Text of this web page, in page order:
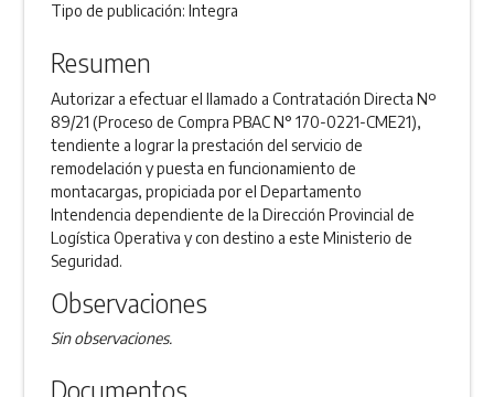
Tipo de publicación:Integra
Resumen
Autorizar a efectuar el llamado a Contratación Directa Nº
89/21 (Proceso de Compra PBAC N° 170-0221-CME21),
tendiente a lograr la prestación del servicio de
remodelación y puesta en funcionamiento de
montacargas, propiciada por el Departamento
Intendencia dependiente de la Dirección Provincial de
Logística Operativa y con destino a este Ministerio de
Seguridad.
Observaciones
Sin observaciones.
Documentos